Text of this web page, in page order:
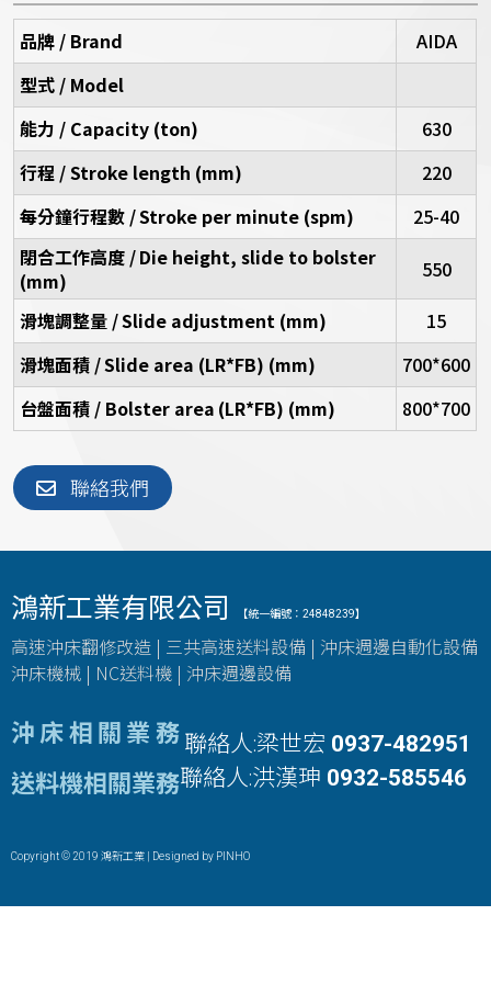
品牌 / Brand
AIDA
型式 / Model
能力 / Capacity (ton)
630
行程 / Stroke length (mm)
220
每分鐘行程數 /Stroke per minute (spm)
25-40
閉合工作高度 /Die height, slide to bolster
(mm)
550
滑塊調整量 /Slide adjustment (mm)
15
滑塊面積 /Slide area (LR*FB) (mm)
700*600
台盤面積 / Bolster area (LR*FB) (mm) 800*700
聯絡我們
鴻新工業有限公司 【統一編號：24848239】
高速沖床翻修改造 | 三共高速送料設備 | 沖床週邊自動化設備
沖床機械 | NC送料機 | 沖床週邊設備
沖床相關業務 聯絡人:梁世宏 0937-482951
送料機相關業務聯絡人:洪漢珅 0932-585546
Copyright © 2019 鴻新工業 | Designed by PINHO